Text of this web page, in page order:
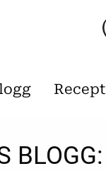
Recept
BLOGG: